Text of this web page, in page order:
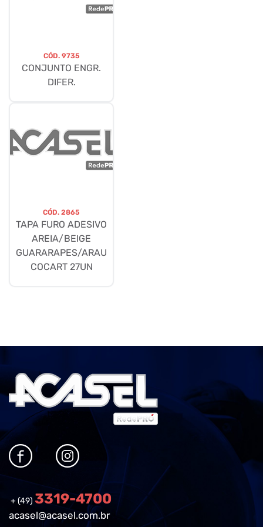
CÓD. 9735
CONJUNTO ENGR.
DIFER.
CÓD. 2865
TAPA FURO ADESIVO
AREIA/BEIGE
GUARARAPES/ARAU
COCART 27UN
+ (49) 3319-4700
acasel@acasel.com.br